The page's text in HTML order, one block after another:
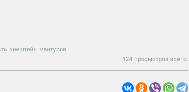
хинштейн мантуров
124 просмотров всего.